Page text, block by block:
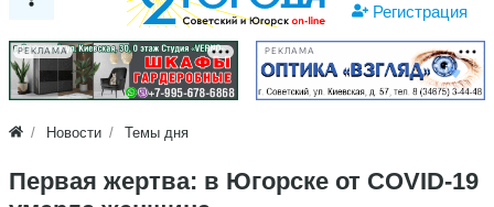
Регистрация
РЕКЛАМА РЕКЛАМА
Новости Темы дня
Первая жертва: в Югорске от СOVID-19